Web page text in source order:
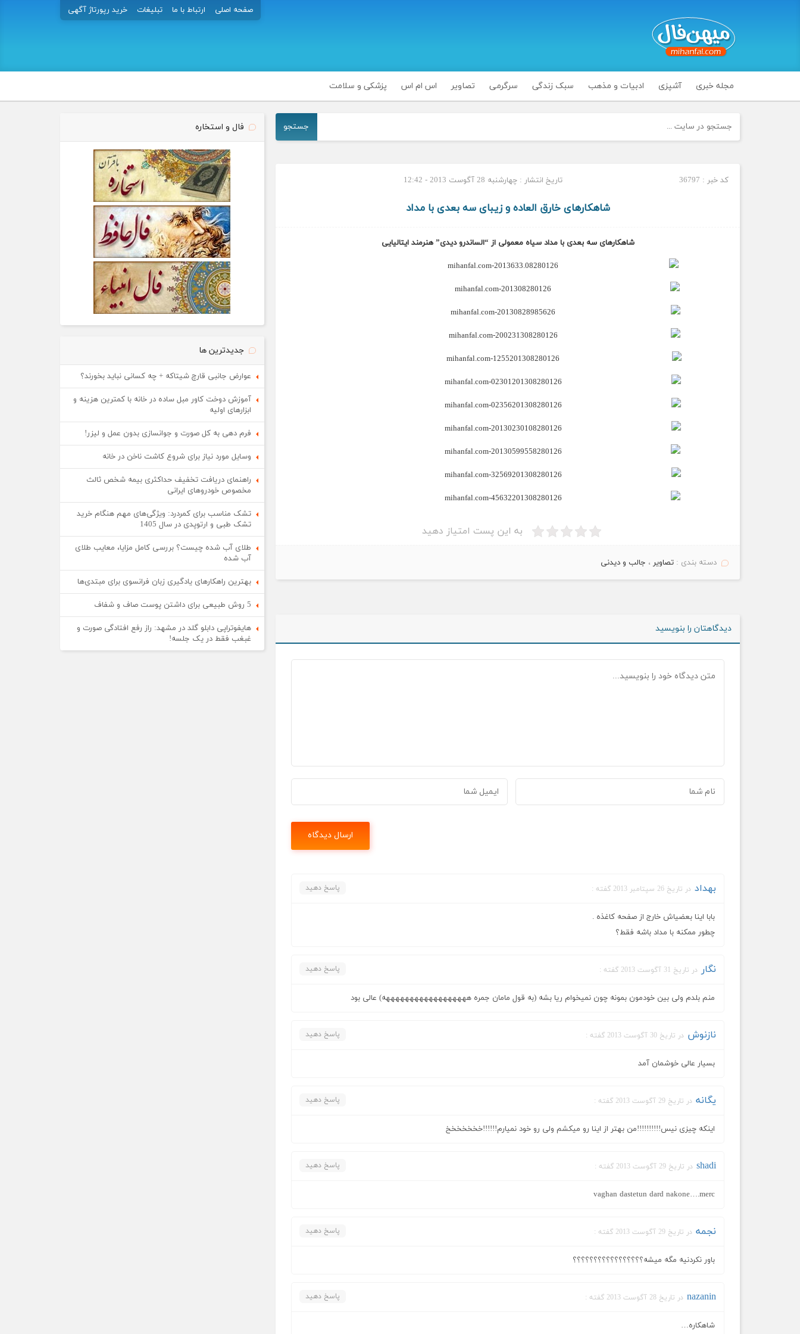
صفحه اصلی ارتباط با ما تبلیغات خرید رپورتاژ آگهی
مجله خبری آشپزی ادبیات و مذهب سبک زندگی سرگرمی تصاویر اس ام اس پزشکی و سلامت
جستجو
کد خبر : 36797 تاریخ انتشار : چهارشنبه 28 آگوست 2013 - 12:42
شاهکارهای خارق العاده و زیبای سه بعدی با مداد
شاهکارهای سه بعدی با مداد سیاه معمولی از “الساندرو دیدی” هنرمند ایتالیایی
به این پست امتیاز دهید
دسته بندی :تصاویر ، جالب و دیدنی
دیدگاهتان را بنویسید
بهداد در تاریخ 26 سپتامبر 2013 گفته : پاسخ دهید
بابا اینا بعضیاش خارج از صفحه کاغذه .
چطور ممکنه با مداد باشه فقط؟
نگار در تاریخ 31 آگوست 2013 گفته : پاسخ دهید
منم بلدم ولی بین خودمون بمونه چون نمیخوام ریا بشه (به قول مامان جمره ههههههههههههههههههه) عالی بود
نازنوش در تاریخ 30 آگوست 2013 گفته : پاسخ دهید
بسیار عالی خوشمان آمد
یگانه در تاریخ 29 آگوست 2013 گفته : پاسخ دهید
اینکه چیزی نیس!!!!!!!!!!من بهتر از اینا رو میکشم ولی رو خود نمیارم!!!!!!خخخخخخخ
shadi در تاریخ 29 آگوست 2013 گفته : پاسخ دهید
vaghan dastetun dard nakone….merc
نجمه در تاریخ 29 آگوست 2013 گفته : پاسخ دهید
باور نکردنیه مگه میشه؟؟؟؟؟؟؟؟؟؟؟؟؟؟؟؟؟
nazanin در تاریخ 28 آگوست 2013 گفته : پاسخ دهید
شاهکاره…
فال و استخاره
جدیدترین ها
عوارض جانبی قارچ شیتاکه + چه کسانی نباید بخورند؟
آموزش دوخت کاور مبل ساده در خانه با کمترین هزینه و
ابزارهای اولیه
فرم دهی به کل صورت و جوانسازی بدون عمل و لیزر!
وسایل مورد نیاز برای شروع کاشت ناخن در خانه
راهنمای دریافت تخفیف حداکثری بیمه شخص ثالث
مخصوص خودروهای ایرانی
تشک مناسب برای کمردرد: ویژگی‌های مهم هنگام خرید
تشک طبی و ارتوپدی در سال 1405
طلای آب شده چیست؟ بررسی کامل مزایا، معایب طلای
آب شده
بهترین راهکارهای یادگیری زبان فرانسوی برای مبتدی‌ها
5 روش طبیعی برای داشتن پوست صاف و شفاف
هایفوتراپی دابلو گلد در مشهد: راز رفع افتادگی صورت و
غبغب فقط در یک جلسه!